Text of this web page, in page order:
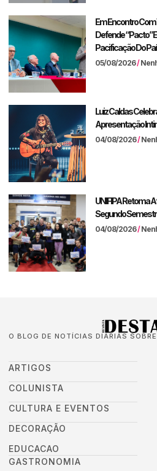
Em Encontro
Defende “pacto”
Pacificação Do
05/08/2026
Luiz Caldas
Apresentação
04/08/2026
UNIFIPA Retoma
Segundo
04/08/2026
O BLOG DE NOTÍCIAS DIÁRIAS
ARTIGOS
COLUNISTA
CULTURA E EVENTOS
DECORAÇÃO
EDUCACAO
GASTRONOMIA